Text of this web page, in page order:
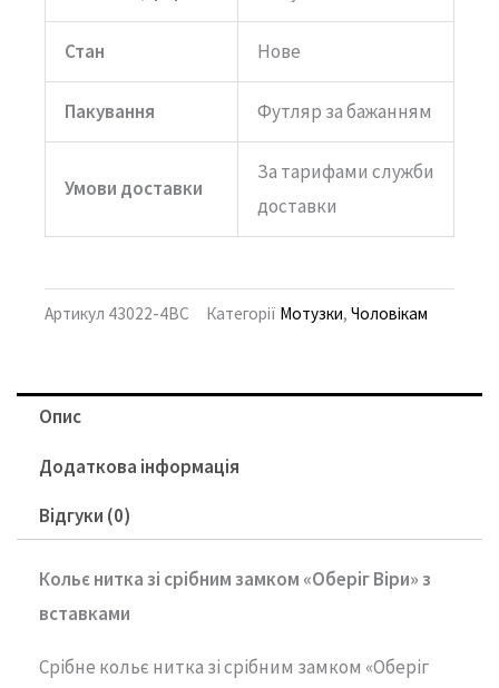
Стан Нове
Пакування Футляр за бажанням
Умови доставки
За тарифами служби
доставки
Артикул 43022-4ВС Категорії Мотузки, Чоловікам
Опис
Додаткова інформація
Відгуки (0)
Кольє нитка зі срібним замком «Оберіг Віри» з
вставками
Срібне кольє нитка зі срібним замком «Оберіг